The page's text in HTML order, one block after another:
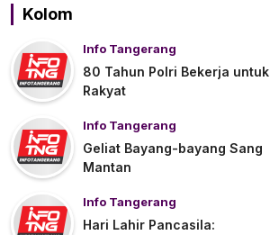
Kolom
Info Tangerang
80 Tahun Polri Bekerja untuk
Rakyat
Info Tangerang
Geliat Bayang-bayang Sang
Mantan
Info Tangerang
Hari Lahir Pancasila: